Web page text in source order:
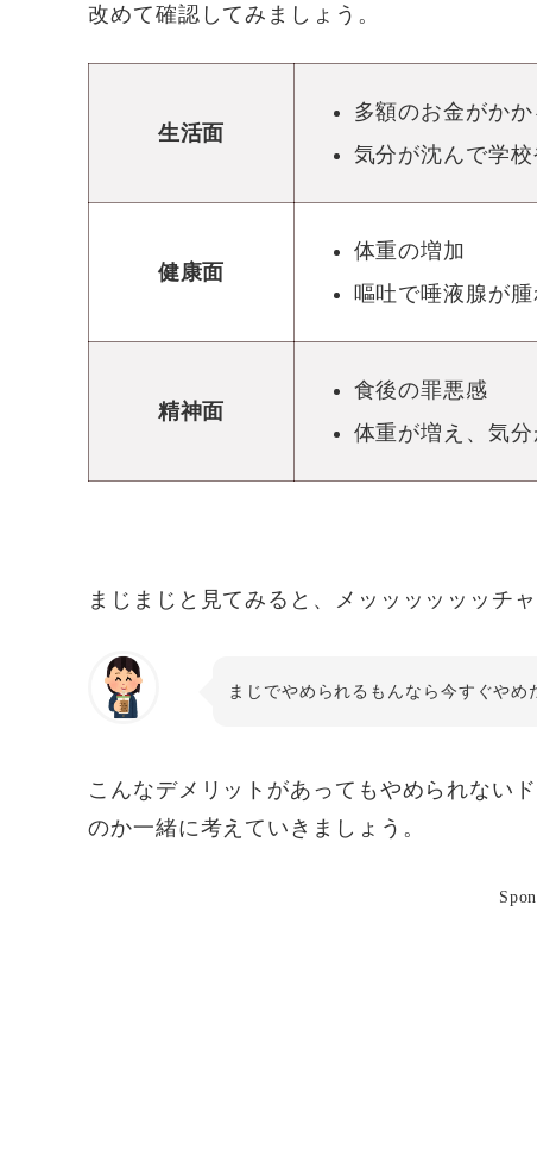
改めて確認してみましょう。
生活面
多額のお金がかか
気分が沈んで学
健康面
体重の増加
嘔吐で唾液腺が
精神面
食後の罪悪感
体重が増え、気
まじまじと見てみると、メッッッッッッ
まじでやめられるもんなら今すぐやめ
こんなデメリットがあってもやめられない
のか一緒に考えていきましょう。